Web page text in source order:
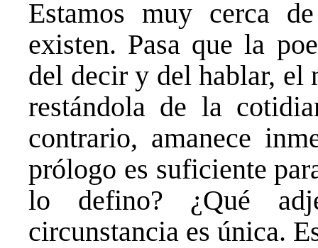
Estamos muy cerca
existen. Pasa que la
del decir y del hablar, el
restándola de la
contrario, amanece
prólogo es suficiente
lo defino? ¿Qué
circunstancia es única.